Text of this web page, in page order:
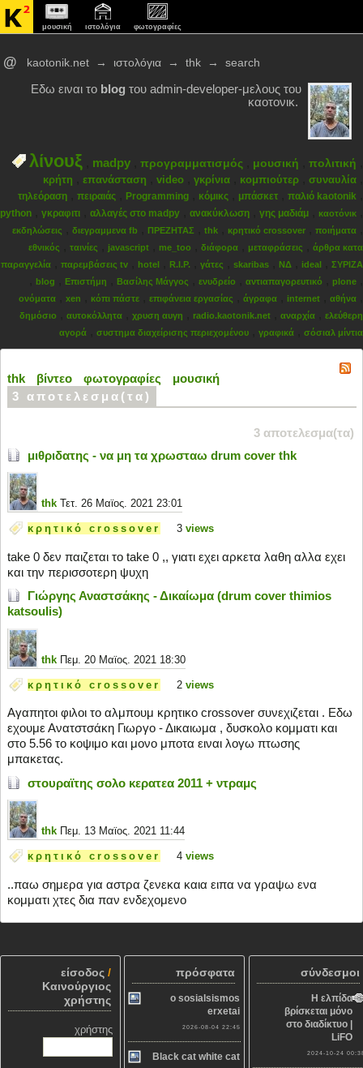
μουσική ιστολόγια φωτογραφίες
@ kaotonik.net → ιστολόγια → thk → search
Εδω ειναι το blog του admin-developer-μελους του
καοτονικ.
λίνουξ madpy προγραμματισμός μουσική πολιτική
κρήτη επανάσταση video γκρίνια κομπιούτερ συναυλία
τηλεόραση πειραιάς Programming κόμικς μπάσκετ παλιό kaotonik
python γκραφιτι αλλαγές στο madpy ανακύκλωση γης μαδιάμ καοτόνικ
εκδηλώσεις διεγραμμενα fb ΠΡΕΖΗΤΑΣ thk κρητικό crossover ποιήματα
εθνικός ταινίες javascript me_too διάφορα μεταφράσεις
άρθρα κατα
παραγγελία
παρεμβάσεις tv hotel R.I.P. γάτες skaribas ΝΔ ideal ΣΥΡΙΖΑ
blog Επιστήμη Βασίλης Μάγγος ενυδρείο αντιαπαγορευτικό plone
ονόματα xen κόπι πάστε επιφάνεια εργασίας άγραφα internet αθήνα
δημόσιο αυτοκόλλητα χρυση αυγη radio.kaotonik.net αναρχία
ελεύθερη
αγορά
συστημα διαχείρισης περιεχομένου γραφικά σόσιαλ μίντια
thk βίντεο φωτογραφίες
μουσική
3 αποτελεσμα(τα)
3 αποτελεσμα(τα)
μιθριδατης - να μη τα χρωσταω drum cover thk
thk Τετ. 26 Μαϊος. 2021 23:01
κρητικό crossover 3 views
take 0 δεν παιζεται το take 0 ,, γιατι εχει αρκετα λαθη αλλα εχει
και την περισσοτερη ψυχη
Γιώργης Αναστσάκης - Δικαίωμα (drum cover thimios
katsoulis)
thk Πεμ. 20 Μαϊος. 2021 18:30
κρητικό crossover 2 views
Αγαπητοι φιλοι το αλμπουμ κρητικο crossover συνεχιζεται . Εδω
εχουμε Ανατστσάκη Γιωργο - Δικαιωμα , δυσκολο κομματι και
στο 5.56 το κοψιμο και μονο μποτα ειναι λογω πτωσης
μπακετας.
στουραϊτης σολο κερατεα 2011 + ντραμς
thk Πεμ. 13 Μαϊος. 2021 11:44
κρητικό crossover 4 views
..παω σημερα για αστρα ζενεκα καια ειπα να γραψω ενα
κομματι χτες δια παν ενδεχομενο
είσοδος/
Καινούργιος
χρήστης
χρήστης
πρόσφατα
o sosialsismos
erxetai
2026-08-04 22:45
Black cat white cat
σύνδεσμοι
Η ελπίδα
βρίσκεται μόνο
στο διαδίκτυο |
LiFO
2024-10-24